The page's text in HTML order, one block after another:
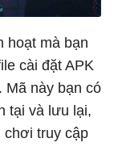
hoạt mà bạn
cài đặt APK
Mã này bạn có
tại và lưu lại,
chơi truy cập